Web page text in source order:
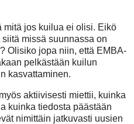
mitä jos kuilua ei olisi. Eikö
missä suunnassa on
Olisiko jopa niin, että EMBA-
pelkästään kuilun
kasvattaminen.
aktiivisesti miettii, kuinka
kuinka tiedosta päästään
nimittäin jatkuvasti uusien